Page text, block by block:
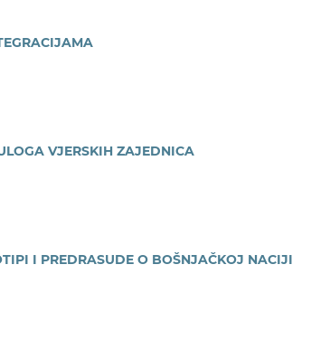
VJERSKIH ZAJEDNICA
I PREDRASUDE O BOŠNJAČKOJ NACIJI